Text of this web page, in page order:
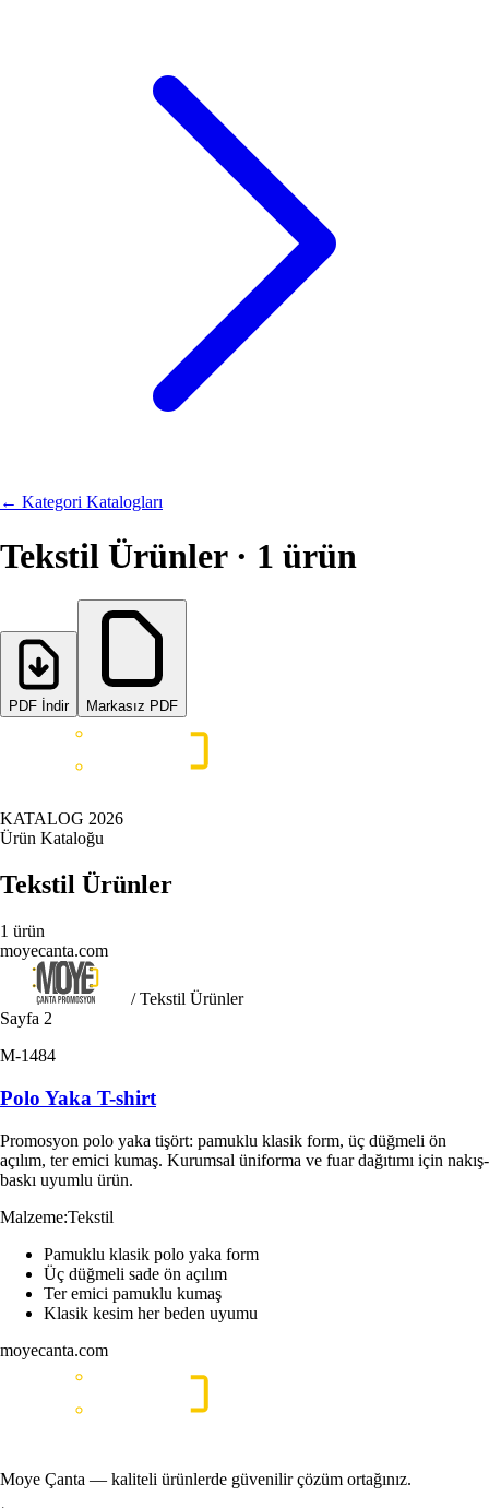
← Kategori Katalogları
Tekstil Ürünler · 1 ürün
PDF İndir Markasız PDF
KATALOG 2026
Ürün Kataloğu
Tekstil Ürünler
1 ürün
moyecanta.com
/ Tekstil Ürünler
Sayfa 2
M-1484
Polo Yaka T-shirt
Promosyon polo yaka tişört: pamuklu klasik form, üç düğmeli ön
açılım, ter emici kumaş. Kurumsal üniforma ve fuar dağıtımı için nakış-
baskı uyumlu ürün.
Malzeme:Tekstil
Pamuklu klasik polo yaka form
Üç düğmeli sade ön açılım
Ter emici pamuklu kumaş
Klasik kesim her beden uyumu
moyecanta.com
Moye Çanta — kaliteli ürünlerde güvenilir çözüm ortağınız.